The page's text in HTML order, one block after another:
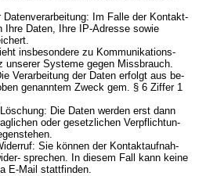
Im Falle der Kon­takt­
Ihre Daten, Ihre IP-Adres­se sowie
ins­be­son­de­re zu Kom­mu­ni­ka­ti­ons­
Sys­te­me gegen Miss­brauch.
Ver­ar­bei­tung der Daten er­folgt aus be­
ge­nann­tem Zweck gem. § 6 Zif­fer 1
Die Daten wer­den erst dann
oder ge­setz­li­chen Ver­pflich­tun­
Sie kön­nen der Kon­takt­auf­nah­
spre­chen. In die­sem Fall kann keine
E-Mail statt­fin­den.